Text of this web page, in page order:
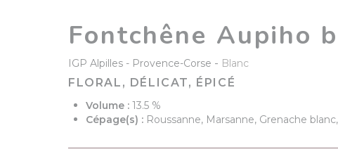
Fontchêne Aupiho
IGP Alpilles Provence-Corse - Blanc
FLORAL, DÉLICAT, ÉPICÉ
Volume : 13.5 %
Cépage(s) : Roussanne, Marsanne, Grenache